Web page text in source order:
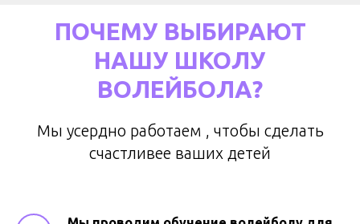
ПОЧЕМУ ВЫБИРАЮТ
НАШУ ШКОЛУ
ВОЛЕЙБОЛА?
Мы усердно работаем , чтобы сделать
счастливее ваших детей